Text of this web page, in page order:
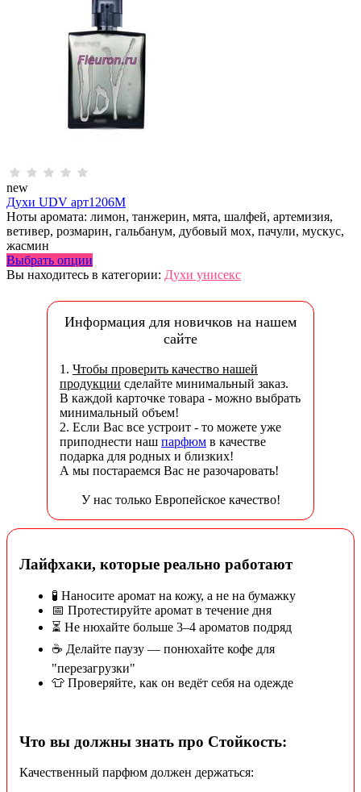
new
Духи UDV арт1206M
Ноты аромата: лимон, танжерин, мята, шалфей, артемизия,
ветивер, розмарин, гальбанум, дубовый мох, пачули, мускус,
жасмин
Выбрать опции
Вы находитесь в категории: Духи унисекс
Информация для новичков на нашем
сайте
1. Чтобы проверить качество нашей
продукции сделайте минимальный заказ.
В каждой карточке товара - можно выбрать
минимальный объем!
2. Если Вас все устроит - то можете уже
приподнести наш парфюм в качестве
подарка для родных и близких!
А мы постараемся Вас не разочаровать!
У нас только Европейское качество!
Лайфхаки, которые реально работают
🧪 Наносите аромат на кожу, а не на бумажку
📅 Протестируйте аромат в течение дня
⏳ Не нюхайте больше 3–4 ароматов подряд
☕ Делайте паузу — понюхайте кофе для
"перезагрузки"
👕 Проверяйте, как он ведёт себя на одежде
Что вы должны знать про Стойкость:
Качественный парфюм должен держаться: